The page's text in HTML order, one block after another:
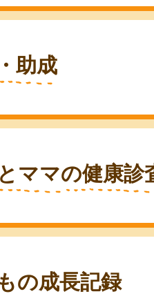
助成
ママの健康診
の成長記録